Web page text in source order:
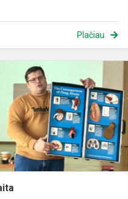
Plačiau